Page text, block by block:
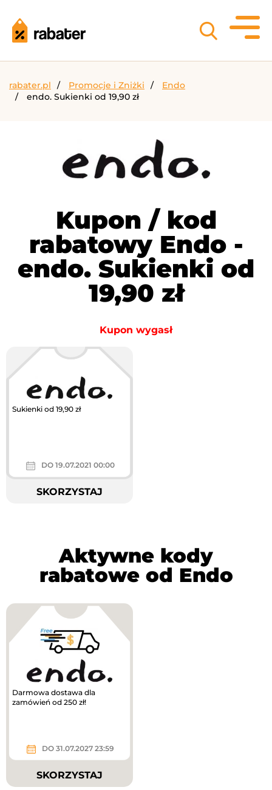
rabater.pl Promocje i Zniżki
Endo
endo. Sukienki od 19,90 zł
Kupon / kod
rabatowy Endo -
endo. Sukienki od
19,90 zł
Kupon wygasł
Sukienki od 19,90 zł
DO 19.07.2021 00:00
SKORZYSTAJ
Aktywne kody
rabatowe od Endo
Darmowa dostawa dla
zamówień od 250 zł!
DO 31.07.2027 23:59
SKORZYSTAJ